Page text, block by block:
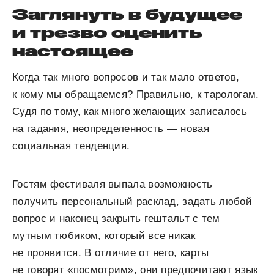
Заглянуть в будущее
и трезво оценить
настоящее
Когда так много вопросов и так мало ответов,
к кому мы обращаемся? Правильно, к тарологам.
Судя по тому, как много желающих записалось
на гадания, неопределенность — новая
социальная тенденция.
Гостям фестиваля выпала возможность
получить персональный расклад, задать любой
вопрос и наконец закрыть гештальт с тем
мутным тюбиком, который все никак
не проявится. В отличие от него, карты
не говорят «посмотрим», они предпочитают язык